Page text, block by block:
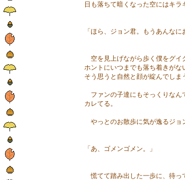
日も落ちて暗くなった空にはキラ
「ほら、ジョン君。もうあんなに
空を見上げながら歩く僕をグイ
ホントにいつまでも落ち着きがな
そう思うと自然と顔が綻んでしま
ファンの子達にもそっくりなん
カレてる。
やっとのお散歩に気が逸るジョ
「あ、ゴメンゴメン。」
慌てて踏み出した一歩に、待っ